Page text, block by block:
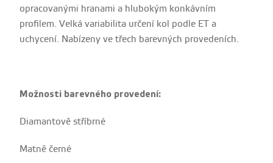
opracovanými hranami a hlubokým konkávním
profilem. Velká variabilita určení kol podle ET a
uchycení. Nabízeny ve třech barevných provedeních.
Možnosti barevného provedení:
Diamantově stříbrné
Matně černé